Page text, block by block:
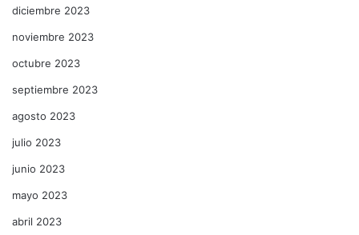
diciembre 2023
noviembre 2023
octubre 2023
septiembre 2023
agosto 2023
julio 2023
junio 2023
mayo 2023
abril 2023